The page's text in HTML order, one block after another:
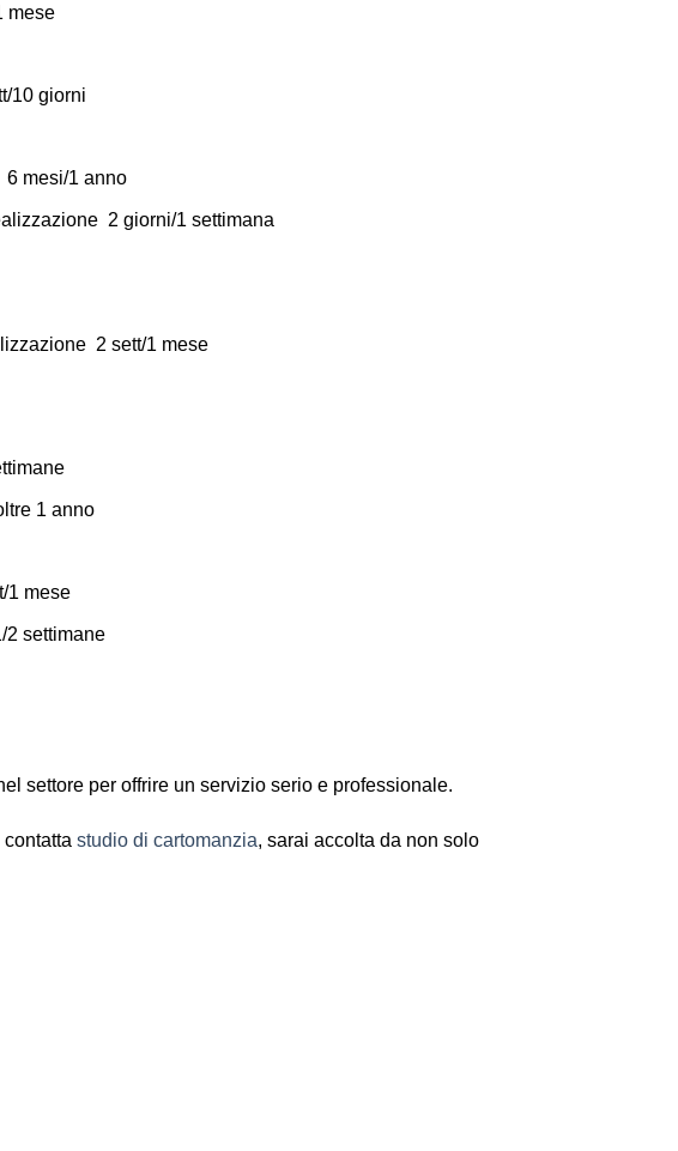
1 mese
10 giorni
1 anno
2 giorni/1 settimana
2 sett/1 mese
1 anno
mese
2 settimane
settore per offrire un servizio serio e professionale.
studio di cartomanzia, sarai accolta da non solo